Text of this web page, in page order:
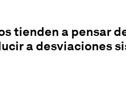
tienden a pensar
a desviaciones